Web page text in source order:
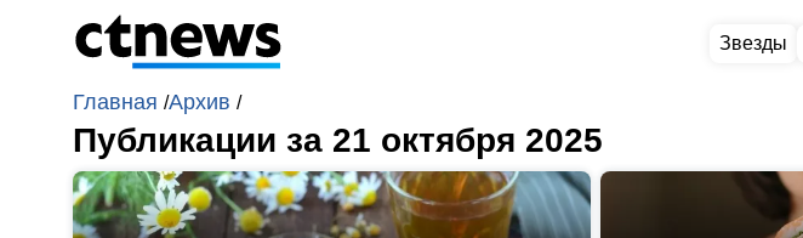
Звезды
Главная /Архив /
Публикации за 21 октября 2025